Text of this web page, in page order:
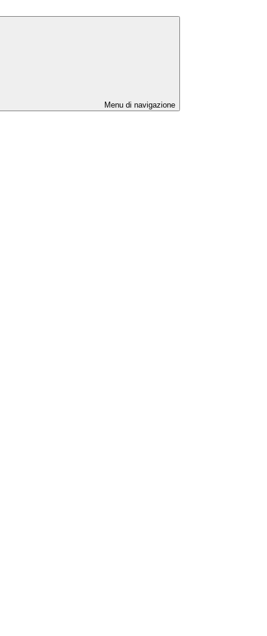
Menu di navigazione